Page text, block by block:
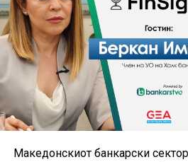
Македонскиот банкарски